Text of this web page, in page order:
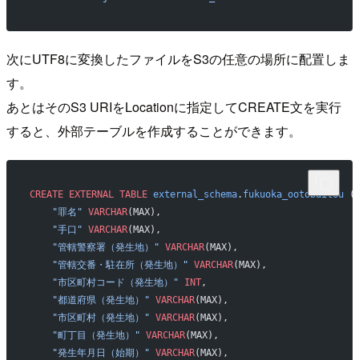
次にUTF8に変換したファイルをS3の任意の場所に配置しま
す。
あとはそのS3 URIをLocationに指定してCREATE文を実行
すると、外部テーブルを作成することができます。
CREATE EXTERNAL TABLE external_schema. fukuoka_ootobaitou (
    "罪名"
VARCHAR(MAX),
    "手口"
VARCHAR(MAX),
    "管轄警察署（発生地）"
VARCHAR(MAX),
    "管轄交番・駐在所（発生地）"
VARCHAR(MAX),
    "市区町村コード（発生地）"
INT,
    "都道府県（発生地）"
VARCHAR(MAX),
    "市区町村（発生地）"
VARCHAR(MAX),
    "町丁目（発生地）"
VARCHAR(MAX),
    "発生年月日（始期）"
VARCHAR(MAX),